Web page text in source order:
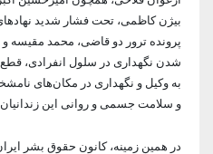
بیژن کاظمی، تحت فشار شدید
پرونده ترور دو قاضی، محمد مقیسه و
شدن نگهداری در سلول انفرادی،
به وکیل و نگهداری در مکان‌های
و سلامت جسمی و روانی این
در همین زمینه، کانون حقوق بشر